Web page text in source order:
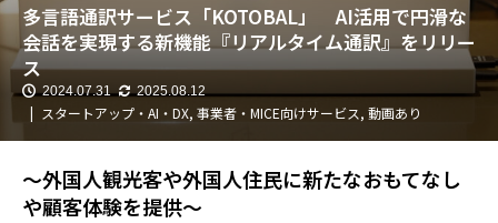
多言語通訳サービス「KOTOBAL」 AI活用で円滑な
会話を実現する新機能『リアルタイム通訳』をリリー
ス
2024.07.31 2025.08.12
スタートアップ・AI・DX, 事業者・MICE向けサービス, 動画あり
～外国人観光客や外国人住民に新たなおもてなし
や顧客体験を提供～